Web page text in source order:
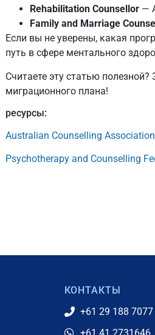
Rehabilitation Counsellor —
Family and Marriage
Если вы не уверены, какая
путь в сфере ментального
Считаете эту статью
миграционного плана!
ресурсы:
Australian Counselling Association
Psychotherapy and Counselling
КОНТАКТЫ
+61 29 188 7077
+61 41 2731646